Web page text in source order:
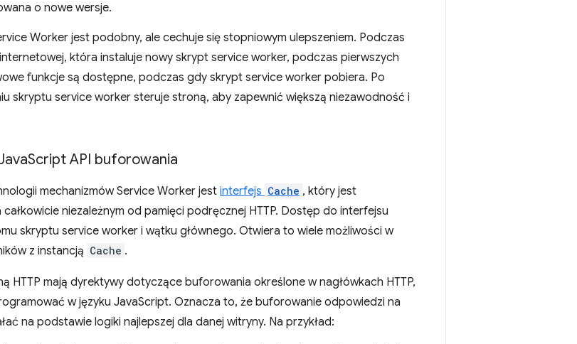
o nowe wersje.
Worker jest podobny, ale cechuje się stopniowym ulepszeniem. Podczas
która instaluje nowy skrypt service worker, podczas pierwszych
funkcje są dostępne, podczas gdy skrypt service worker pobiera. Po
skryptu service worker steruje stroną, aby zapewnić większą niezawodność i
Script API buforowania
mechanizmów Service Worker jestinterfejs Cache , który jest
niezależnym od pamięci podręcznej HTTP. Dostęp do interfejsu
skryptu service worker i wątku głównego. Otwiera to wiele możliwości w
z instancją Cache .
HTTP mają dyrektywy dotyczące buforowania określone w nagłówkach HTTP,
w języku JavaScript. Oznacza to, że buforowanie odpowiedzi na
na podstawie logiki najlepszej dla danej witryny. Na przykład: